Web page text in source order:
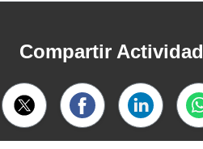
Compartir Actividad